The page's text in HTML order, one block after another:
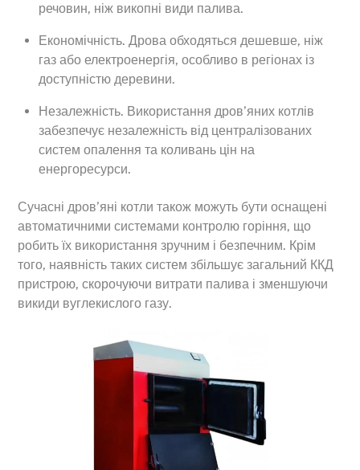
речовин, ніж викопні види палива.
Економічність. Дрова обходяться дешевше, ніж
газ або електроенергія, особливо в регіонах із
доступністю деревини.
Незалежність. Використання дров’яних котлів
забезпечує незалежність від централізованих
систем опалення та коливань цін на
енергоресурси.
Сучасні дров’яні котли також можуть бути оснащені
автоматичними системами контролю горіння, що
робить їх використання зручним і безпечним. Крім
того, наявність таких систем збільшує загальний ККД
пристрою, скорочуючи витрати палива і зменшуючи
викиди вуглекислого газу.